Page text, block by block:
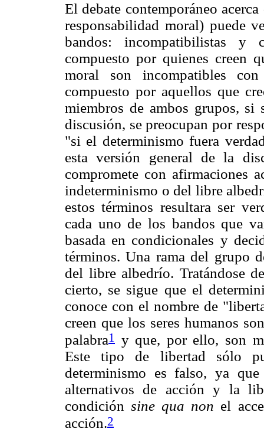
El debate contemporáneo
responsabilidad moral) puede
bandos: incompatibilistas y
compuesto por quienes creen
moral son incompatibles
compuesto por aquellos que
miembros de ambos grupos, si
discusión, se preocupan por
"si el determinismo fuera
esta versión general de la
compromete con afirmaciones
indeterminismo o del libre
estos términos resultara ser
cada uno de los bandos que
basada en condicionales y
términos. Una rama del grupo
del libre albedrío. Tratándose
cierto, se sigue que el
conoce con el nombre de
creen que los seres humanos
palabra1
y que, por ello, son
Este tipo de libertad sólo
determinismo es falso, ya
alternativos de acción y la
condiciónsine qua non el
acción.2